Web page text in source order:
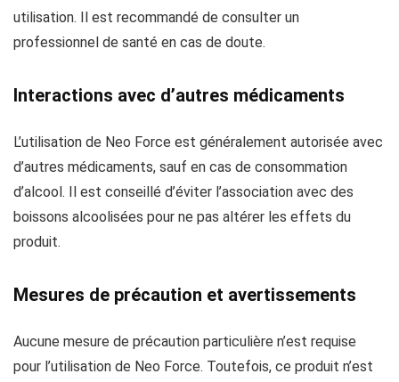
utilisation. Il est recommandé de consulter un
professionnel de santé en cas de doute.
Interactions avec d’autres médicaments
L’utilisation de Neo Force est généralement autorisée avec
d’autres médicaments, sauf en cas de consommation
d’alcool. Il est conseillé d’éviter l’association avec des
boissons alcoolisées pour ne pas altérer les effets du
produit.
Mesures de précaution et avertissements
Aucune mesure de précaution particulière n’est requise
pour l’utilisation de Neo Force. Toutefois, ce produit n’est